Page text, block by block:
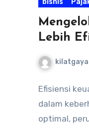
bisnis
Lebih
Efisiensi
dalam
optimal,